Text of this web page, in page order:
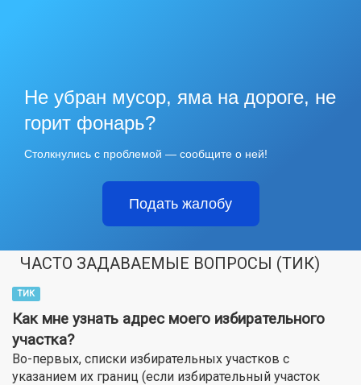
Не убран мусор, яма на дороге, не
горит фонарь?
Столкнулись с проблемой — сообщите о ней!
Подать жалобу
ЧАСТО ЗАДАВАЕМЫЕ ВОПРОСЫ (ТИК)
ТИК
Как мне узнать адрес моего избирательного
участка?
Во-первых, списки избирательных участков с
указанием их границ (если избирательный участок